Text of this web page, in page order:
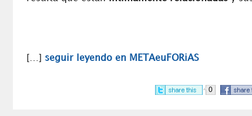
[…] seguir leyendo en METAeuFORiAS
0